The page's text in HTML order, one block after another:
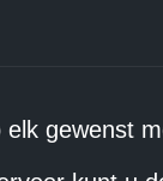
elk gewenst